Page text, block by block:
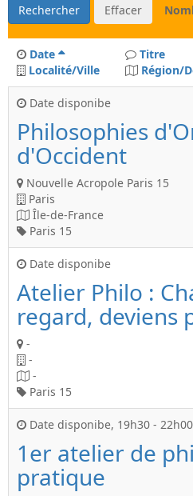
Rechercher Effacer
Date Titre
Localité/Ville
Région/
Date disponibe
Philosophies
d'Occident
Nouvelle Acropole Paris 15
Paris
Île-de-France
Paris 15
Date disponibe
Atelier Philo :
regard, deviens
-
-
-
Paris 15
Date disponibe, 19h30 - 22h00
1er atelier de
pratique